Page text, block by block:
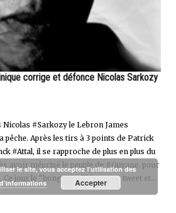
corrige et défonce Nicolas Sarkozy
#Sarkozy le Lebron James
pêche. Après les tirs à 3 points de Patrick
#Attal, il se rapproche de plus en plus du
avoir méprisé le peuple de #Guyane, pour
Ce jour le "hongrois d'" loupe un tweet et...
le site, vous acceptez l’utilisation des
Accepter